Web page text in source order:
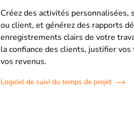
Créez des activités personnalisées,
ou client, et générez des rapports
enregistrements clairs de votre
la confiance des clients, justifier
vos revenus.
Logiciel de suivi du temps de projet